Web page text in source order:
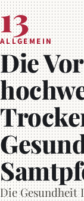
13
ALLGEMEIN
Die
Die Gesundheit